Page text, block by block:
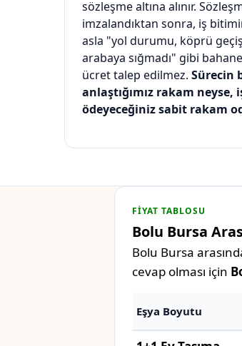
sözleşme altına alınır.
imzalandıktan sonra, iş
asla "yol durumu, köprü
arabaya sığmadı" gibi
ücret talep edilmez. Sürecin
anlaştığımız rakam
ödeyeceğiniz sabit rakam
FIYAT TABLOSU
Bolu Bursa
Bolu Bursa
cevap olması için
Eşya Boyutu